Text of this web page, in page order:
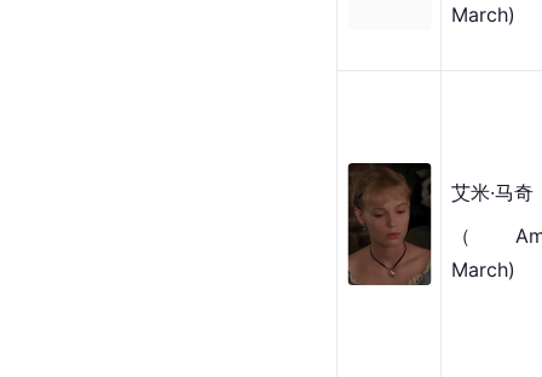
March)
艾米·马奇
（
March)